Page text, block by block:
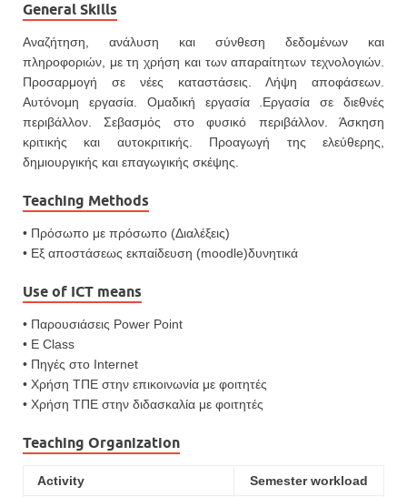
General Skills
Αναζήτηση, ανάλυση και σύνθεση δεδομένων και
πληροφοριών, με τη χρήση και των απαραίτητων τεχνολογιών.
Προσαρμογή σε νέες καταστάσεις. Λήψη αποφάσεων.
Αυτόνομη εργασία. Ομαδική εργασία .Εργασία σε διεθνές
περιβάλλον. Σεβασμός στο φυσικό περιβάλλον. Άσκηση
κριτικής και αυτοκριτικής. Προαγωγή της ελεύθερης,
δημιουργικής και επαγωγικής σκέψης.
Teaching Methods
• Πρόσωπο με πρόσωπο (Διαλέξεις)
• Εξ αποστάσεως εκπαίδευση (moodle)δυνητικά
Use of ICT means
• Παρουσιάσεις Power Point
• E Class
• Πηγές στο Internet
• Χρήση ΤΠΕ στην επικοινωνία με φοιτητές
• Χρήση ΤΠΕ στην διδασκαλία με φοιτητές
Teaching Organization
Activity Semester workload